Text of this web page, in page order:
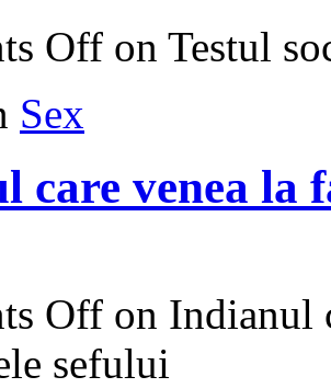
Off on Testul
Sex
care venea la
Off on Indianul
sefului